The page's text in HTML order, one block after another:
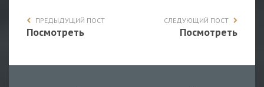
ПРЕДЫДУЩИЙ ПОСТ
Посмотреть
СЛЕДУЮЩИЙ ПОСТ
Посмотреть